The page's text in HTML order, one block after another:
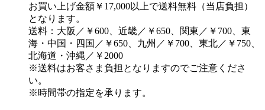
お買い上げ金額￥17,000以上で送料無料（当店負担）
となります。
送料：大阪／￥600、近畿／￥650、関東／￥700、東
海・中国・四国／￥650、九州／￥700、東北／￥750、
北海道・沖縄／￥2000
※送料はお客さま負担となりますのでご注意くださ
い。
※時間帯の指定を承ります。